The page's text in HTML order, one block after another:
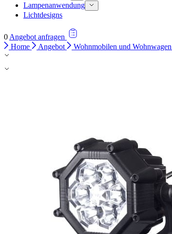
Lampenanwendung
Lichtdesigns
0Angebot anfragen
Home
Angebot Wohnmobilen und Wohnwagen